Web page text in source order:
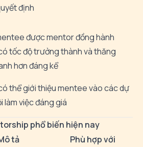
định
được mentor đồng hành
tốc độ trưởng thành và thăng
hơn đáng kể
thể giới thiệu mentee vào các dự
làm việc đáng giá
phổ biến hiện nay
tả Phù hợp với